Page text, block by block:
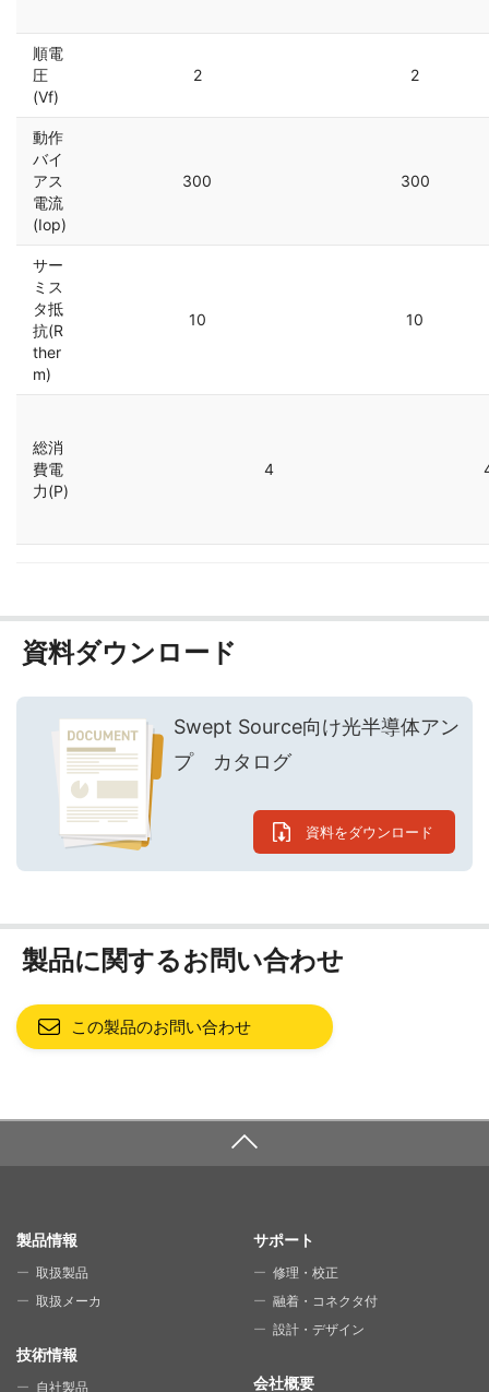
順電
圧
(Vf)
2 2
動作
バイ
アス
電流
(Iop)
300 300
サー
ミス
タ抵
抗(R
ther
m)
10 10
総消
費電
力(P)
4
資料ダウンロード
Swept Source向け光半導体アン
プ カタログ
資料をダウンロード
製品に関するお問い合わせ
この製品のお問い合わせ
SITE MAP
製品情報
取扱製品
取扱メーカ
技術情報
自社製品
サポート
修理・校正
融着・コネクタ付
設計・デザイン
会社概要